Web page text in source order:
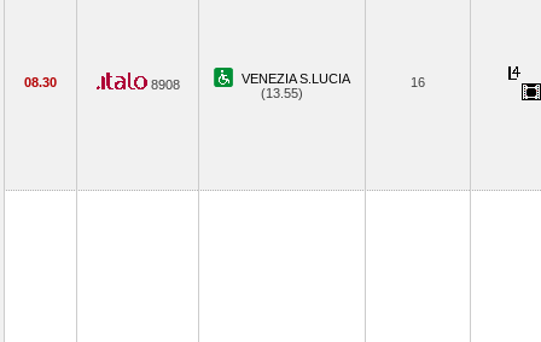
08.30 8908
VENEZIA S.LUCIA
(13.55)
16